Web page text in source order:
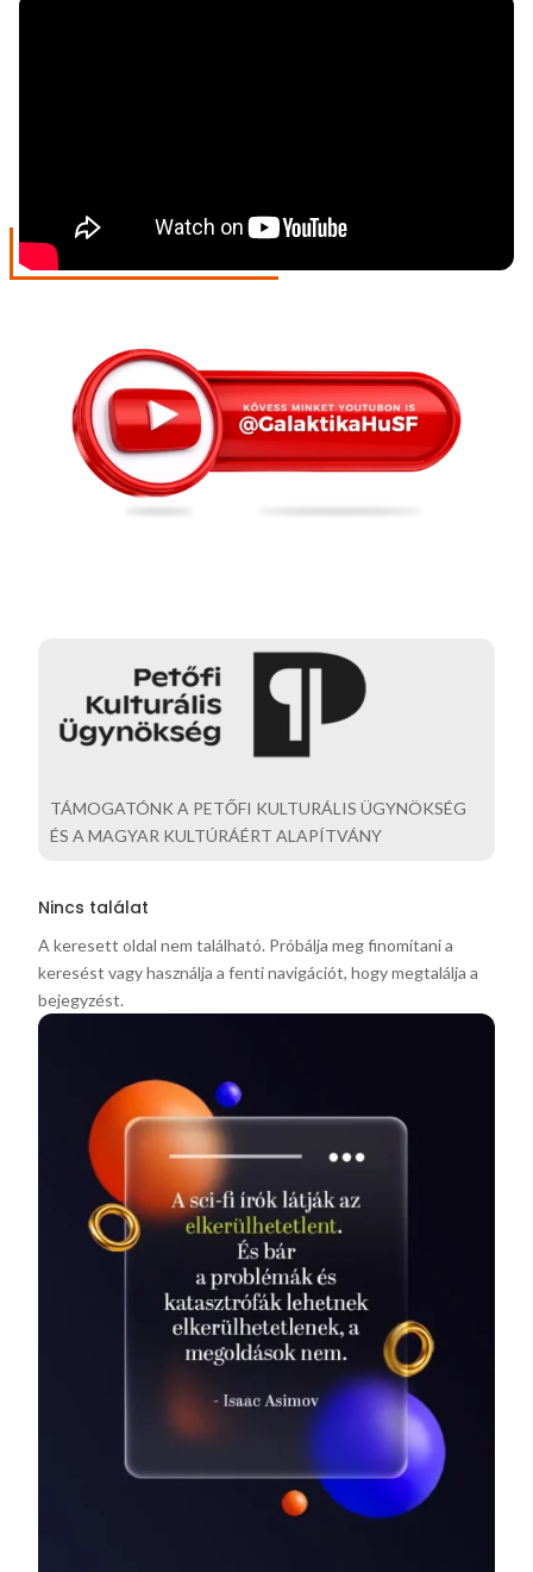
TÁMOGATÓNK A PETŐFI KULTURÁLIS ÜGYNÖKSÉG
ÉS A MAGYAR KULTÚRÁÉRT ALAPÍTVÁNY
Nincs találat
A keresett oldal nem található. Próbálja meg finomítani a
keresést vagy használja a fenti navigációt, hogy megtalálja a
bejegyzést.